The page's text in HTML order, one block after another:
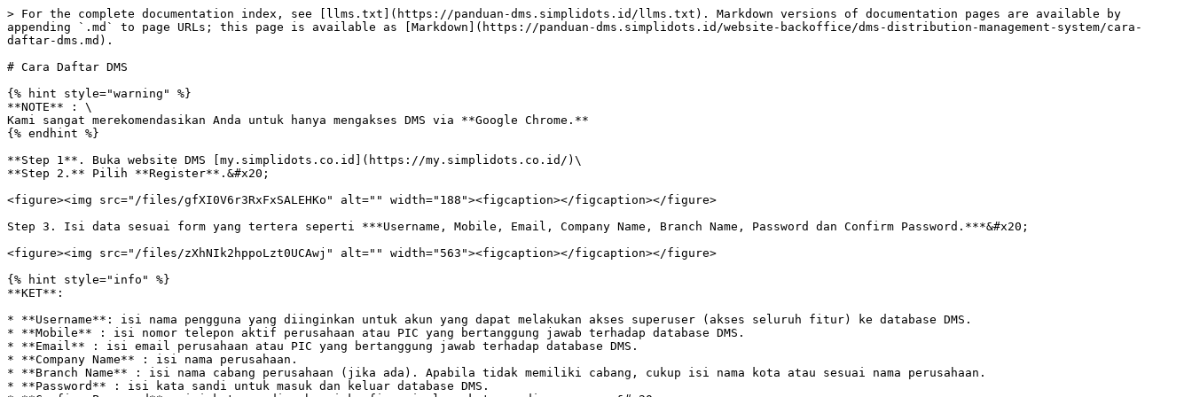
> For the complete documentation index, see [llms.txt](https://panduan-dms.simplidots.id/llms.txt). Markdown versions of documentation pages are available by
appending `.md` to page URLs; this page is available as [Markdown](https://panduan-dms.simplidots.id/website-backoffice/dms-distribution-management-system/cara-
daftar-dms.md).
# Cara Daftar DMS
{% hint style="warning" %}
**NOTE** : \
Kami sangat merekomendasikan Anda untuk hanya mengakses DMS via **Google Chrome.**
{% endhint %}
**Step 1**. Buka website DMS [my.simplidots.co.id](https://my.simplidots.co.id/)\
**Step 2.** Pilih **Register**.&#x20;
<figure><img src="/files/gfXI0V6r3RxFxSALEHKo" alt="" width="188"><figcaption></figcaption></figure>
Step 3. Isi data sesuai form yang tertera seperti ***Username, Mobile, Email, Company Name, Branch Name, Password dan Confirm Password.***&#x20;
<figure><img src="/files/zXhNIk2hppoLzt0UCAwj" alt="" width="563"><figcaption></figcaption></figure>
{% hint style="info" %}
**KET**:
* **Username**: isi nama pengguna yang diinginkan untuk akun yang dapat melakukan akses superuser (akses seluruh fitur) ke database DMS.
* **Mobile** : isi nomor telepon aktif perusahaan atau PIC yang bertanggung jawab terhadap database DMS.
* **Email** : isi email perusahaan atau PIC yang bertanggung jawab terhadap database DMS.
* **Company Name** : isi nama perusahaan.
* **Branch Name** : isi nama cabang perusahaan (jika ada). Apabila tidak memiliki cabang, cukup isi nama kota atau sesuai nama perusahaan.
* **Password** : isi kata sandi untuk masuk dan keluar database DMS.